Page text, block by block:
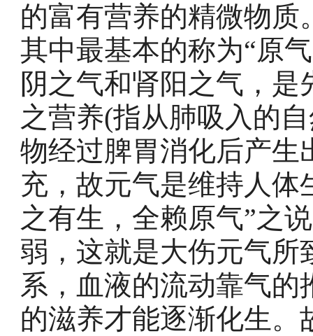
的富有营养的精微物
其中最基本的称为“原
阴之气和肾阳之气，
之营养(指从肺吸入的
物经过脾胃消化后产生
充，故元气是维持人体
之有生，全赖原气”之
弱，这就是大伤元气所
系，血液的流动靠气
的滋养才能逐渐化生。